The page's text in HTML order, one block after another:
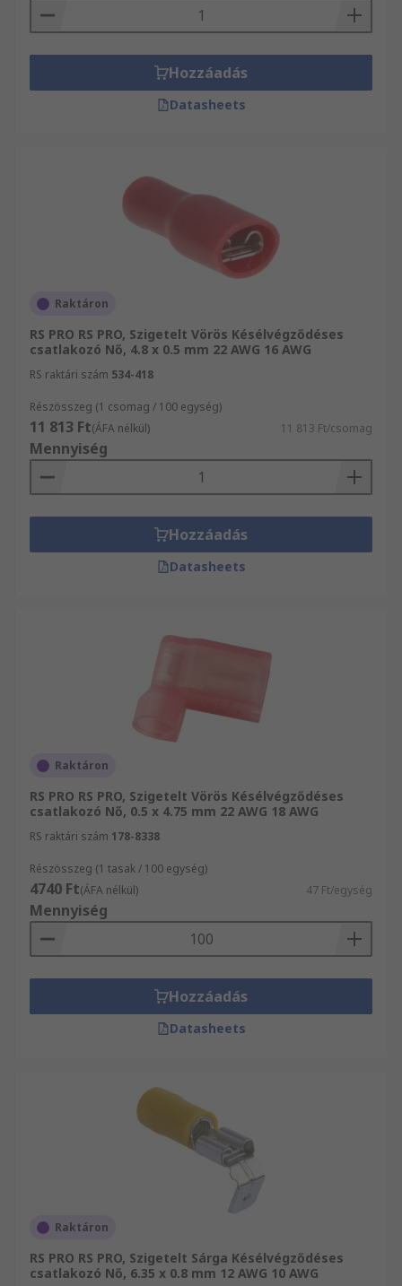
Hozzáadás
Datasheets
Raktáron
RS PRO RS PRO, Szigetelt Vörös Késélvégződéses
csatlakozó Nő, 4.8 x 0.5 mm 22 AWG 16 AWG
RS raktári szám 534-418
Részösszeg (1 csomag / 100 egység)
11 813 Ft(ÁFA nélkül) 11 813 Ft/csomag
Mennyiség
Hozzáadás
Datasheets
Raktáron
RS PRO RS PRO, Szigetelt Vörös Késélvégződéses
csatlakozó Nő, 0.5 x 4.75 mm 22 AWG 18 AWG
RS raktári szám 178-8338
Részösszeg (1 tasak / 100 egység)
4740 Ft(ÁFA nélkül) 47 Ft/egység
Mennyiség
Hozzáadás
Datasheets
Raktáron
RS PRO RS PRO, Szigetelt Sárga Késélvégződéses
csatlakozó Nő, 6.35 x 0.8 mm 12 AWG 10 AWG